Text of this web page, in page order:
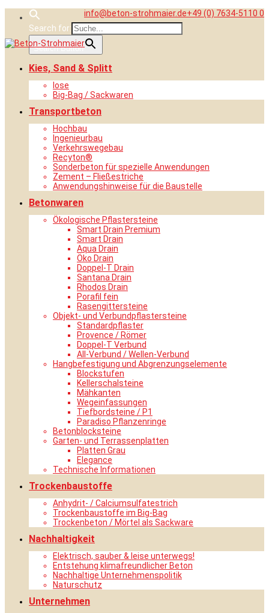
content
+49 (0) 7634-5110 0
info@beton-strohmaier.de
Search for:
Search Button
Kies, Sand & Splitt
lose
Big-Bag / Sackwaren
Transportbeton
Hochbau
Ingenieurbau
Verkehrswegebau
Recyton®
Sonderbeton für spezielle Anwendungen
Zement – Fließestriche
Anwendungshinweise für die Baustelle
Betonwaren
Ökologische Pflastersteine
Smart Drain Premium
Smart Drain
Aqua Drain
Öko Drain
Doppel-T Drain
Santana Drain
Rhodos Drain
Porafil fein
Rasengittersteine
Objekt- und Verbundpflastersteine
Standardpflaster
Provence / Römer
Doppel-T Verbund
All-Verbund / Wellen-Verbund
Hangbefestigung und Abgrenzungselemente
Blockstufen
Kellerschalsteine
Mähkanten
Wegeinfassungen
Tiefbordsteine / P1
Paradiso Pflanzenringe
Betonblocksteine
Garten- und Terrassenplatten
Platten Grau
Elegance
Technische Informationen
Trockenbaustoffe
Anhydrit- / Calciumsulfatestrich
Trockenbaustoffe im Big-Bag
Trockenbeton / Mörtel als Sackware
Nachhaltigkeit
Elektrisch, sauber & leise unterwegs!
Entstehung klimafreundlicher Beton
Nachhaltige Unternehmenspolitik
Naturschutz
Unternehmen